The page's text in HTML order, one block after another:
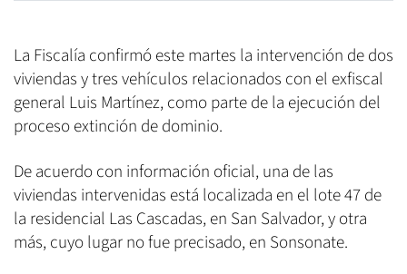
La Fiscalía confirmó este martes la intervención de dos
viviendas y tres vehículos relacionados con el exfiscal
general Luis Martínez, como parte de la ejecución del
proceso extinción de dominio.
De acuerdo con información oficial, una de las
viviendas intervenidas está localizada en el lote 47 de
la residencial Las Cascadas, en San Salvador, y otra
más, cuyo lugar no fue precisado, en Sonsonate.